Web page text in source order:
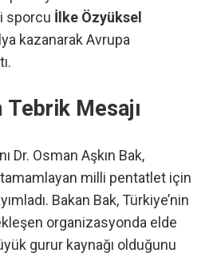
sporcu İlke Özyüksel
kazanarak Avrupa
Tebrik Mesajı
Dr. Osman Aşkın Bak,
milli pentatlet için
Bakan Bak, Türkiye’nin
organizasyonda elde
gurur kaynağı olduğunu